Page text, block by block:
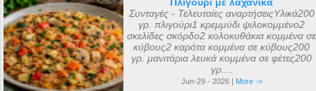
Συνταγές - Τελευταίες αναρτήσειςΥλικά200
γρ. πλιγούρι1 κρεμμύδι ψιλοκομμένο2
σκελίδες σκόρδο2 κολοκυθάκια κομμένα σε
κύβους2 καρότα κομμένα σε κύβους200
γρ. μανιτάρια λευκά κομμένα σε φέτες200
γρ....
Jun-29 - 2026 | More ->